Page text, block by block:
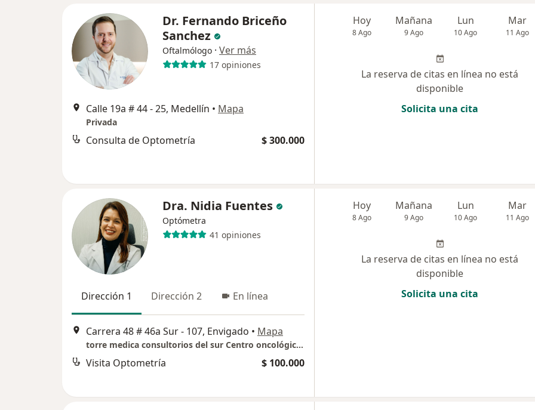
Dr. Fernando Briceño
Sanchez
Oftalmólogo · Ver más
17 opiniones
Calle 19a # 44 - 25, Medellín • Mapa
Privada
Consulta de Optometría $ 300.000
Hoy
8 Ago
Mañana
9 Ago
Lun
10 Ago
Mar
11 Ago
La reserva de citas en línea no está
disponible
Solicita una cita
Dra. Nidia Fuentes
Optómetra
41 opiniones
Dirección 1 Dirección 2 En línea
Carrera 48 # 46a Sur - 107, Envigado • Mapa
torre medica consultorios del sur Centro oncológico de Antioquia
Visita Optometría $ 100.000
Hoy
8 Ago
Mañana
9 Ago
Lun
10 Ago
Mar
11 Ago
La reserva de citas en línea no está
disponible
Solicita una cita